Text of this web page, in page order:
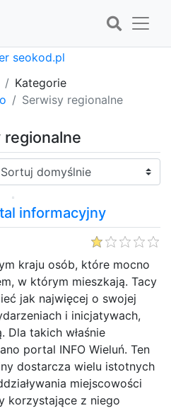
Kategorie
Serwisy regionalne
regionalne
informacyjny
kraju osób, które mocno
w którym mieszkają. Tacy
jak najwięcej o swojej
i inicjatywach,
Dla takich właśnie
portal INFO Wieluń. Ten
dostarcza wielu istotnych
miejscowości
korzystające z niego